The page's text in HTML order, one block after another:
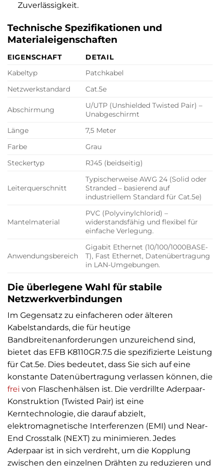
Zuverlässigkeit.
Technische Spezifikationen und
Materialeigenschaften
EIGENSCHAFT
DETAIL
Kabeltyp
Patchkabel
Netzwerkstandard
Cat.5e
Abschirmung
U/UTP (Unshielded Twisted Pair) –
Unabgeschirmt
Länge
7,5 Meter
Farbe
Grau
Steckertyp
RJ45 (beidseitig)
Leiterquerschnitt
Typischerweise AWG 24 (Solid oder
Stranded – basierend auf
industriellem Standard für Cat.5e)
Mantelmaterial
PVC (Polyvinylchlorid) –
widerstandsfähig und flexibel für
einfache Verlegung.
Anwendungsbereich
Gigabit Ethernet (10/100/1000BASE-
T), Fast Ethernet, Datenübertragung
in LAN-Umgebungen.
Die überlegene Wahl für stabile
Netzwerkverbindungen
Im Gegensatz zu einfacheren oder älteren
Kabelstandards, die für heutige
Bandbreitenanforderungen unzureichend sind,
bietet das EFB K8110GR.7.5 die spezifizierte Leistung
für Cat.5e. Dies bedeutet, dass Sie sich auf eine
konstante Datenübertragung verlassen können, die
frei von Flaschenhälsen ist. Die verdrillte Aderpaar-
Konstruktion (Twisted Pair) ist eine
Kerntechnologie, die darauf abzielt,
elektromagnetische Interferenzen (EMI) und Near-
End Crosstalk (NEXT) zu minimieren. Jedes
Aderpaar ist in sich verdreht, um die Kopplung
zwischen den einzelnen Drähten zu reduzieren und